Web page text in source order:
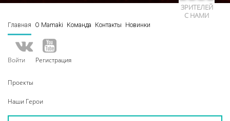
ЗРИТЕЛЕЙ
С НАМИ
Главная О Mamaki Команда Контакты Новинки
Войти Регистрация
Проекты
Наши Герои